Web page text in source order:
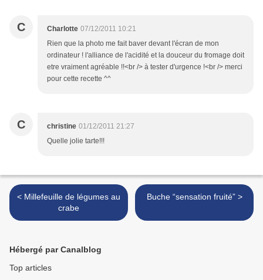
C Charlotte 07/12/2011 10:21
Rien que la photo me fait baver devant l'écran de mon
ordinateur ! l'alliance de l'acidité et la douceur du fromage doit
etre vraiment agréable !!<br /> à tester d'urgence !<br /> merci
pour cette recette ^^
C christine 01/12/2011 21:27
Quelle jolie tarte!!!
< Millefeuille de légumes au
crabe
Buche “sensation fruité” >
Hébergé par Canalblog
Top articles